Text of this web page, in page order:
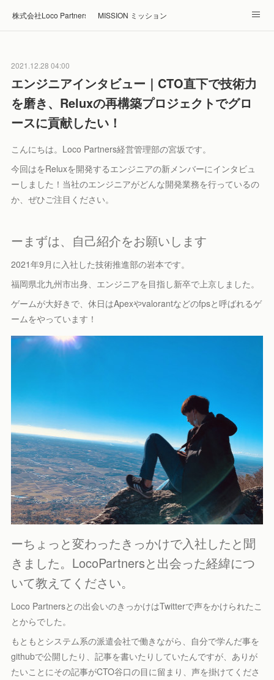
株式会社Loco Partners 🏠HomeMISSION ミッション
2021.12.28 04:00
エンジニアインタビュー｜CTO直下で技術力
を磨き、Reluxの再構築プロジェクトでグロ
ースに貢献したい！
こんにちは。Loco Partners経営管理部の宮坂です。
今回はをReluxを開発するエンジニアの新メンバーにインタビュ
ーしました！当社のエンジニアがどんな開発業務を行っているの
か、ぜひご注目ください。
ーまずは、自己紹介をお願いします
2021年9月に入社した技術推進部の岩本です。
福岡県北九州市出身、エンジニアを目指し新卒で上京しました。
ゲームが大好きで、休日はApexやvalorantなどのfpsと呼ばれるゲ
ームをやっています！
ーちょっと変わったきっかけで入社したと聞
きました。LocoPartnersと出会った経緯につ
いて教えてください。
Loco Partnersとの出会いのきっかけはTwitterで声をかけられたこ
とからでした。
もともとシステム系の派遣会社で働きながら、自分で学んだ事を
githubで公開したり、記事を書いたりしていたんですが、ありが
たいことにその記事がCTO谷口の目に留まり、声を掛けてくださ